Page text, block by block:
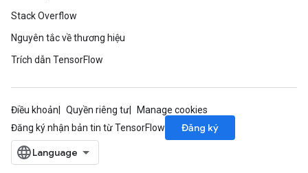
Stack Overflow
Nguyên tắc về thương hiệu
Trích dẫn TensorFlow
Điều khoản Quyền riêng tư
Manage cookies
Đăng ký nhận bản tin từ TensorFlow
Đăng ký